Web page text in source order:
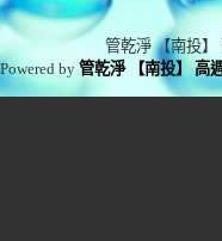
管乾淨 【南投
Powered by管乾淨 【南投】 高